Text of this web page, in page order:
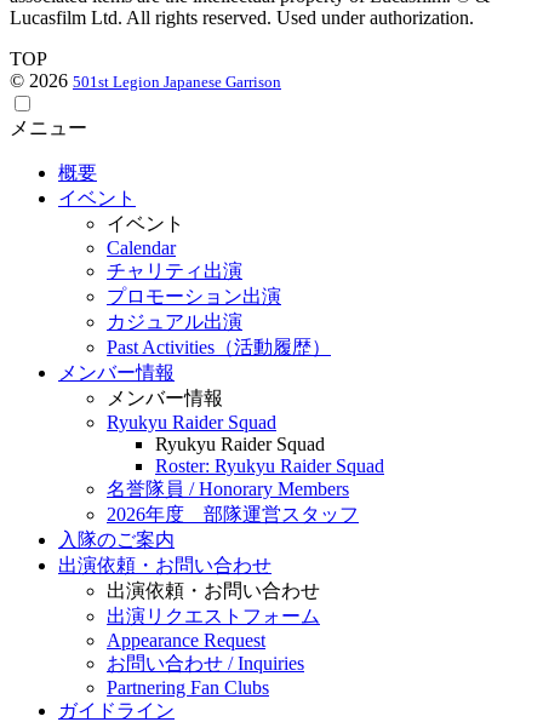
Lucasfilm Ltd. All rights reserved. Used under authorization.
TOP
© 2026 501st Legion Japanese Garrison
メニュー
概要
イベント
イベント
Calendar
チャリティ出演
プロモーション出演
カジュアル出演
Past Activities（活動履歴）
メンバー情報
メンバー情報
Ryukyu Raider Squad
Ryukyu Raider Squad
Roster: Ryukyu Raider Squad
名誉隊員 / Honorary Members
2026年度 部隊運営スタッフ
入隊のご案内
出演依頼・お問い合わせ
出演依頼・お問い合わせ
出演リクエストフォーム
Appearance Request
お問い合わせ / Inquiries
Partnering Fan Clubs
ガイドライン